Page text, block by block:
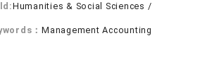
Humanities & Social Sciences /
：Management Accounting